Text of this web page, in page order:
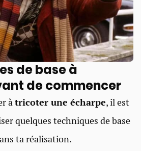
de base à
de commencer
àtricoter une écharpe, il est
quelques techniques de base
ta réalisation.